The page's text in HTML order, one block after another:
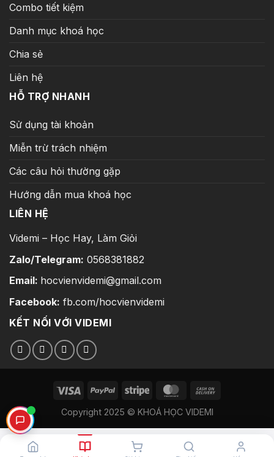
Combo tiết kiệm
Danh mục khoá học
Chia sẻ
Liên hệ
HỖ TRỢ NHANH
Sử dụng tài khoản
Miễn trừ trách nhiệm
Các câu hỏi thường gặp
Hướng dẫn mua khoá học
LIÊN HỆ
Videmi – Học Hay, Làm Giỏi
Zalo/Telegram: 0568381882
Email: hocvienvidemi@gmail.com
Facebook: fb.com/hocvienvidemi
KẾT NỐI VỚI VIDEMI
Copyright 2025 © KHOÁ HỌC VIDEMI